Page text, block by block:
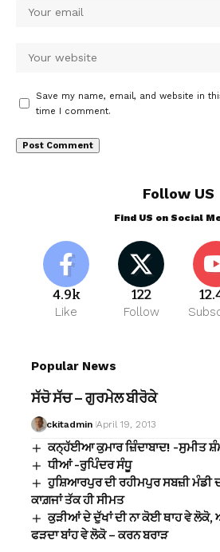
Save my name, email, and website in
time I comment.
Follow US
Find US on Social
4.9k
Like
122
Follow
Popular News
ਸੱਚੋ ਸੱਚ – ਗੁਰਮੇਲ ਬੀਰੋਕੇ
ckitadmin April 19, 2013
ਕਨ੍ਹੱਈਆ ਕੁਮਾਰ ਜ਼ਿੰਦਾਬਾਦ! -ਸੁਮੀਤ
ਧੀਆਂ -ਰੁਪਿੰਦਰ ਸੰਧੂ
ਹੁਸ਼ਿਆਰਪੁਰ ਦੀ ਰਹੀਮਪੁਰ ਸਬਜ਼ੀ ਮੰਡੀ
ਕਾਗ਼ਜਾਂ ਤੱਕ ਹੀ ਸੀਮਤ
ਕੁੜੀਆਂ ਦੇ ਦੁੱਖਾਂ ਦੀ ਨਾ ਕੋਈ ਥਾਹ ਵੇ
ਫੜਦਾ ਬਾਂਹ ਵੇ ਲੋਕੋ – ਕਰਨ ਬਰਾੜ